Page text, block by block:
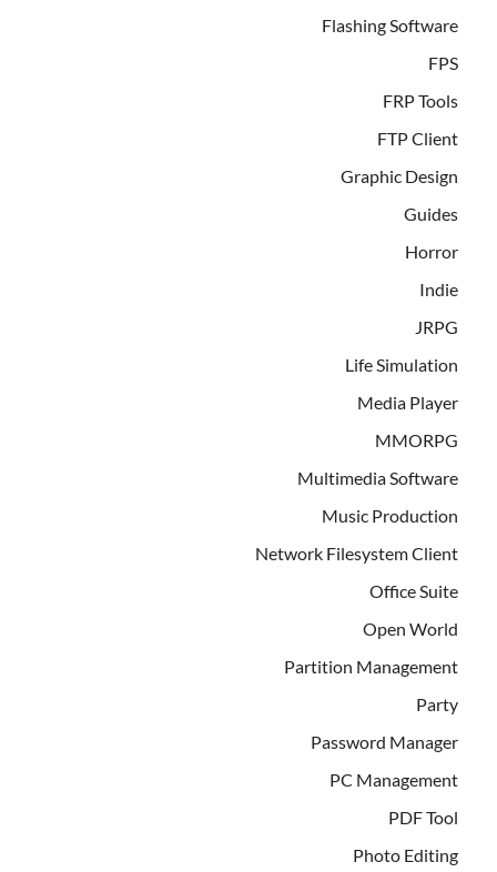
Flashing Software
FPS
FRP Tools
FTP Client
Graphic Design
Guides
Horror
Indie
JRPG
Life Simulation
Media Player
MMORPG
Multimedia Software
Music Production
Network Filesystem Client
Office Suite
Open World
Partition Management
Party
Password Manager
PC Management
PDF Tool
Photo Editing